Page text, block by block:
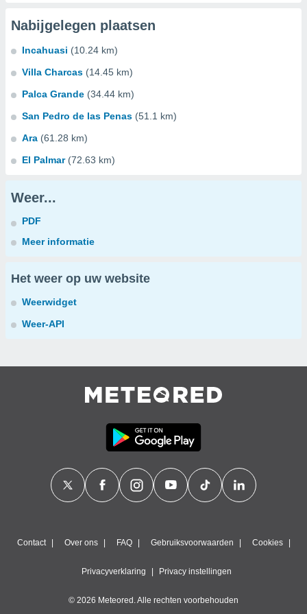
Nabijgelegen plaatsen
Incahuasi (10.24 km)
Villa Charcas (14.45 km)
Palca Grande (34.44 km)
San Pedro de las Penas (51.1 km)
Ara (61.28 km)
El Palmar (72.63 km)
Weer...
PDF
Meer informatie
Het weer op uw website
Weerwidget
Weer-API
Contact Over ons FAQ Gebruiksvoorwaarden Cookies
Privacyverklaring Privacy instellingen
© 2026 Meteored. Alle rechten voorbehouden